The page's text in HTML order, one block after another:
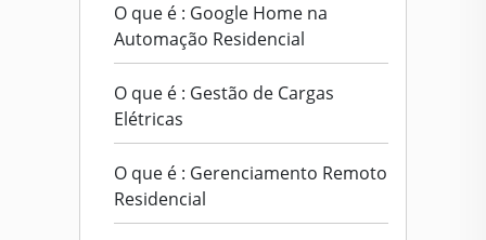
O que é : Google Home na
Automação Residencial
O que é : Gestão de Cargas
Elétricas
O que é : Gerenciamento Remoto
Residencial